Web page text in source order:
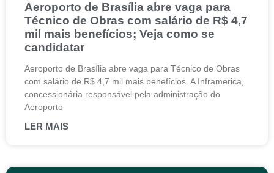
Aeroporto de Brasília abre vaga para
Técnico de Obras com salário de R$ 4,7
mil mais benefícios; Veja como se
candidatar
Aeroporto de Brasília abre vaga para Técnico de Obras
com salário de R$ 4,7 mil mais benefícios. A Inframerica,
concessionária responsável pela administração do
Aeroporto
LER MAIS